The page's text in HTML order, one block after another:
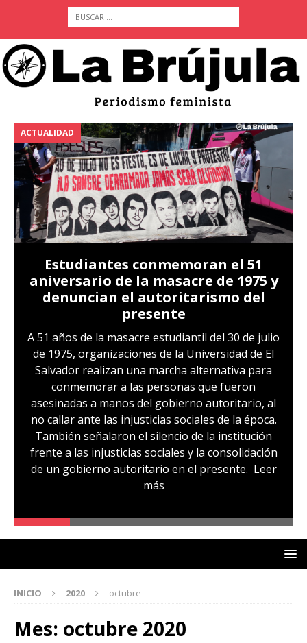
ACTUALIDAD
Estudiantes conmemoran el 51
aniversario de la masacre de 1975 y
denuncian el autoritarismo del
presente
A 51 años de la masacre estudiantil del 30 de julio
de 1975, organizaciones de la Universidad de El
Salvador realizan una marcha alternativa para
conmemorar a las personas que fueron
asesinadas a manos del gobierno autoritario, al
no callar ante las injusticias sociales de la época.
También señalaron el silencio de la institución
frente a las injusticias sociales y la consolidación
de un gobierno autoritario en el presente. Leer
más
INICIO 2020 octubre
Mes: octubre 2020